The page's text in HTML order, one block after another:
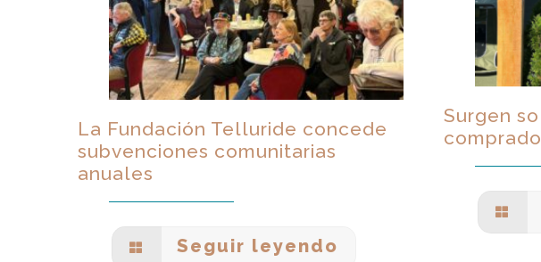
La Fundación Telluride concede
subvenciones comunitarias
anuales
Seguir leyendo
Surgen